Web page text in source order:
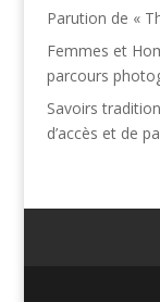
Parution de «
Femmes et
parcours
Savoirs
d’accès et de